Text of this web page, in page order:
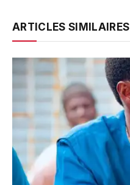
ARTICLES SIMILAIRES